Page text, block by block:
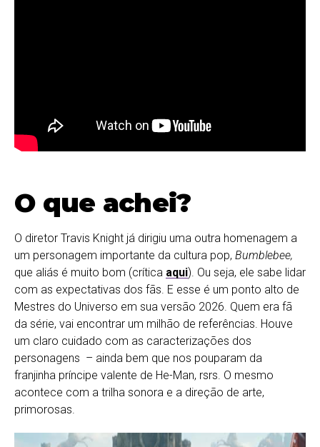
O que achei?
O diretor Travis Knight já dirigiu uma outra homenagem a
um personagem importante da cultura pop, Bumblebee,
que aliás é muito bom (crítica aqui). Ou seja, ele sabe lidar
com as expectativas dos fãs. E esse é um ponto alto de
Mestres do Universo em sua versão 2026. Quem era fã
da série, vai encontrar um milhão de referências. Houve
um claro cuidado com as caracterizações dos
personagens – ainda bem que nos pouparam da
franjinha príncipe valente de He-Man, rsrs. O mesmo
acontece com a trilha sonora e a direção de arte,
primorosas.